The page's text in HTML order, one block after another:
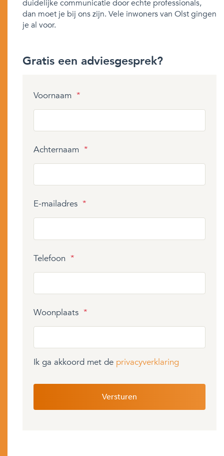
duidelijke communicatie door echte professionals,
dan moet je bij ons zijn. Vele inwoners van Olst gingen
je al voor.
Gratis een adviesgesprek?
Voornaam *
Achternaam *
E-mailadres *
Telefoon *
Woonplaats *
Ik ga akkoord met de privacyverklaring